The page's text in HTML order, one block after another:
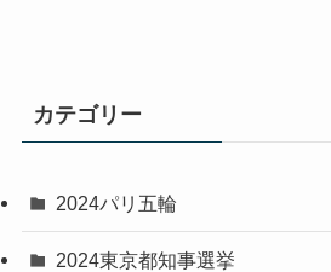
カテゴリー
2024パリ五輪
2024東京都知事選挙